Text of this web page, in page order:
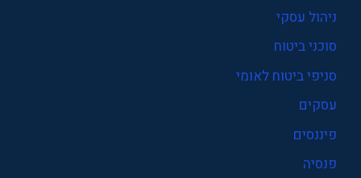
ניהול עסקי
סוכני ביטוח
סניפי ביטוח לאומי
עסקים
פיננסים
פנסיה